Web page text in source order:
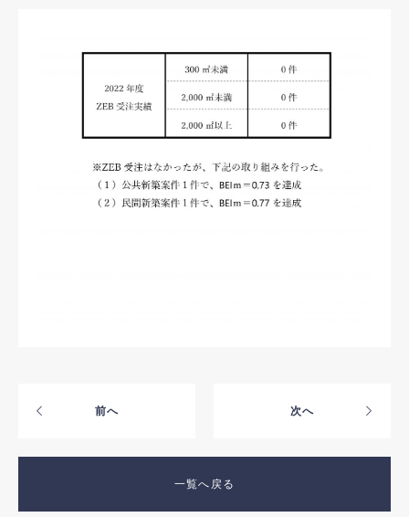
お問い合わせ
採用情報
前へ
一覧へ戻る
次へ